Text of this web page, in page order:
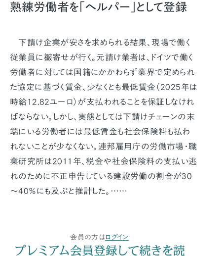
熟練労働者を「ヘルパー」として登録
下請け企業が安さを求められる結果、現場で働く
従業員に皺寄せが行く。元請け業者は、ドイツで働く
労働者に対しては国籍にかかわらず業界で定められ
た協定に基づく賃金、少なくとも最低賃金（2025年は
時給12.82ユーロ）が支払われることを保証しなけれ
ばならない。しかし、実態としては下請けチェーンの末
端にいる労働者には最低賃金も社会保険料も払わ
れないことが少なくない。連邦雇用庁の労働市場・職
業研究所は2011年、税金や社会保険料の支払い逃
れのために不正申告している建設労働の割合が30
～40％にも及ぶと推計した。……
会員の方はログイン
プレミアム会員登録して続きを読